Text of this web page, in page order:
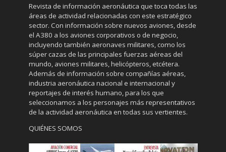
Revista de información aeronáutica que toca todas las
áreas de actividad relacionadas con este estratégico
sector. Con información sobre nuevos aviones, desde
el A380 a los aviones corporativos o de negocio,
incluyendo también aeronaves militares, como los
súper cazas de las principales fuerzas aéreas del
mundo, aviones militares, helicópteros, etcétera.
Además de información sobre compañías aéreas,
industria aeronáutica nacional e internacional y
reportajes de interés humano, para los que
seleccionamos a los personajes más representativos
de la actividad aeronáutica en todas sus vertientes.
QUIÉNES SOMOS